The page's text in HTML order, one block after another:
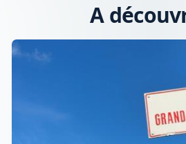
A